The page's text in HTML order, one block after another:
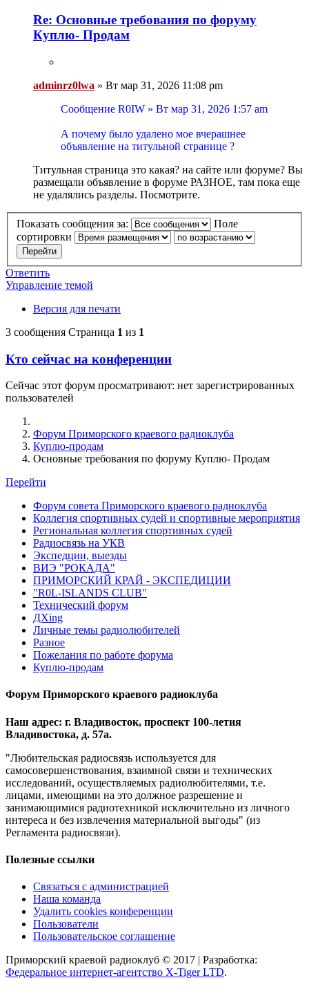
Re: Основные требования по форуму
Куплю- Продам
adminrz0lwa » Вт мар 31, 2026 11:08 pm
Сообщение R0IW » Вт мар 31, 2026 1:57 am
А почему было удалено мое вчерашнее
объявление на титульной странице ?
Титульная страница это какая? на сайте или форуме? Вы
размещали объявление в форуме РАЗНОЕ, там пока еще
не удалялись разделы. Посмотрите.
Показать сообщения за:
Поле
сортировки
Ответить
Управление темой
Версия для печати
3 сообщения Страница 1 из 1
Кто сейчас на конференции
Сейчас этот форум просматривают: нет зарегистрированных
пользователей
Форум Приморского краевого радиоклуба
Куплю-продам
Основные требования по форуму Куплю- Продам
Перейти
Форум совета Приморского краевого радиоклуба
Коллегия спортивных судей и спортивные мероприятия
Региональная коллегия спортивных судей
Радиосвязь на УКВ
Экспедции, выезды
ВИЭ "РОКАДА"
ПРИМОРСКИЙ КРАЙ - ЭКСПЕДИЦИИ
"R0L-ISLANDS CLUB"
Технический форум
ДХing
Личные темы радиолюбителей
Разное
Пожелания по работе форума
Куплю-продам
Форум Приморского краевого радиоклуба
Наш адрес: г. Владивосток, проспект 100-летия
Владивостока, д. 57а.
"Любительская радиосвязь используется для
самосовершенствования, взаимной связи и технических
исследований, осуществляемых радиолюбителями, т.е.
лицами, имеющими на это должное разрешение и
занимающимися радиотехникой исключительно из личного
интереса и без извлечения материальной выгоды" (из
Регламента радиосвязи).
Полезные ссылки
Связаться с администрацией
Наша команда
Удалить cookies конференции
Пользователи
Пользовательское соглашение
Приморский краевой радиоклуб © 2017 | Разработка:
Федеральное интернет-агентство X-Tiger LTD.